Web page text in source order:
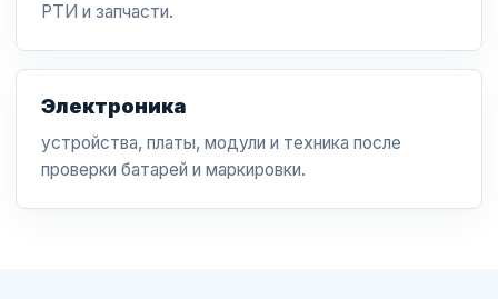
РТИ и запчасти.
Электроника
устройства, платы, модули и техника после
проверки батарей и маркировки.